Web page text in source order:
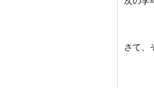
さて、